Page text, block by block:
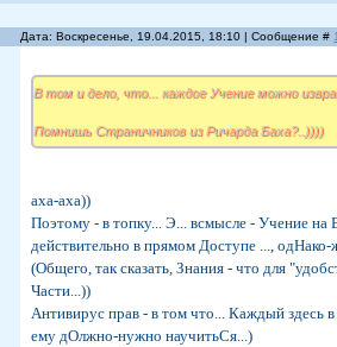
Дата: Воскресенье, 19.04.2015, 18:10 | Сообщение #
В том и дело, что... каждое Учение можно
Помнишь Страничников из Ричарда Баха?..))))
аха-аха))
Поэтому - в топку... Э... всмысле - Учение
действительно в прямом Доступе ...,
(Общего, так сказать, Знания - что для
Части...))
Антивирус прав - в том что... Каждый здесь
ему дОлжно-нужно научитьСя...)